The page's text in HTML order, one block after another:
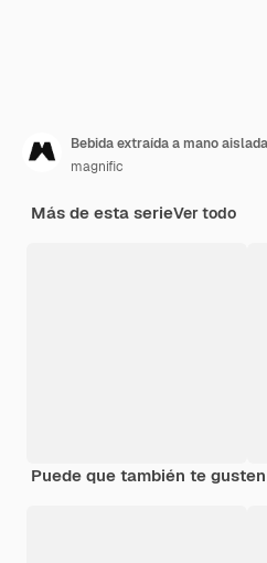
Bebida extraída a mano aislada
magnific
Más de esta serieVer todo
Puede que también te